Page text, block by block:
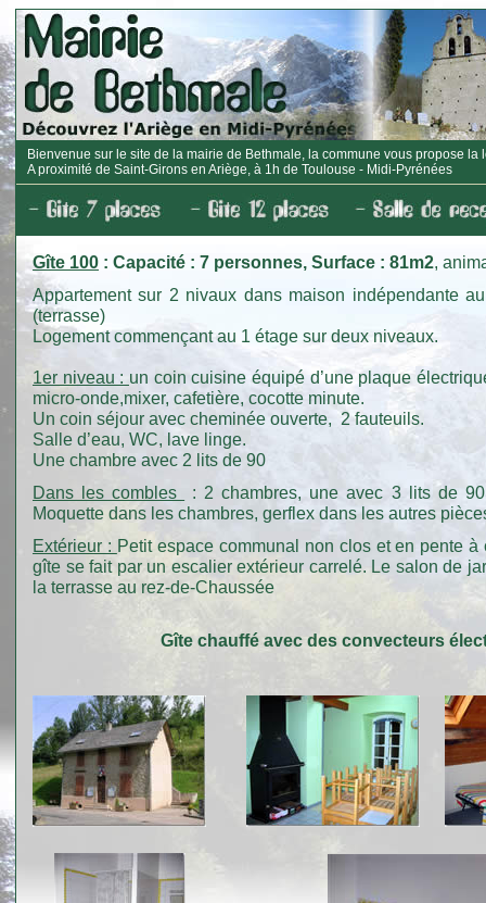
Bienvenue sur le site de la mairie de Bethmale, la commune vous propose
A proximité de Saint-Girons en Ariège, à 1h de Toulouse - Midi-Pyrénées
Gîte 100 : Capacité : 7 personnes, Surface : 81m2,
Appartement sur 2 nivaux dans maison indépendante
(terrasse)
Logement commençant au 1 étage sur deux niveaux.
1er niveau : un coin cuisine équipé d’une plaque
micro-onde,mixer, cafetière, cocotte minute.
Un coin séjour avec cheminée ouverte, 2 fauteuils.
Salle d’eau, WC, lave linge.
Une chambre avec 2 lits de 90
Dans les combles
: 2 chambres, une avec 3 lits de
Moquette dans les chambres, gerflex dans les autres
Extérieur : Petit espace communal non clos et en pente à
gîte se fait par un escalier extérieur carrelé. Le salon de
la terrasse au rez-de-Chaussée
Gîte chauffé avec des convecteurs